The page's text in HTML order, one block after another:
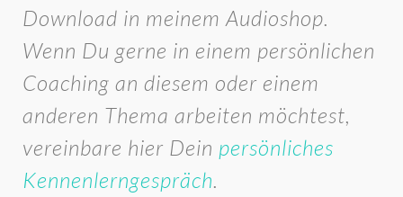
Download in meinem Audioshop.
Wenn Du gerne in einem persönlichen
Coaching an diesem oder einem
anderen Thema arbeiten möchtest,
vereinbare hier Dein persönliches
Kennenlerngespräch.